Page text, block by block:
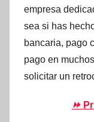
empresa
sea si has
bancaria, pago
pago en
solicitar un
⏩